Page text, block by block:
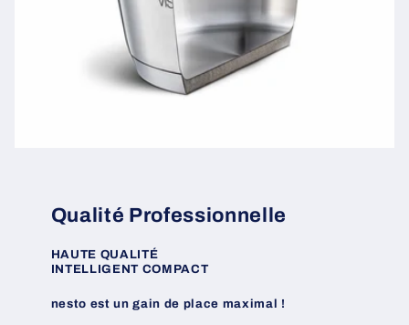
Qualité Professionnelle
HAUTE QUALITÉ
INTELLIGENT COMPACT
nesto est un gain de place maximal !